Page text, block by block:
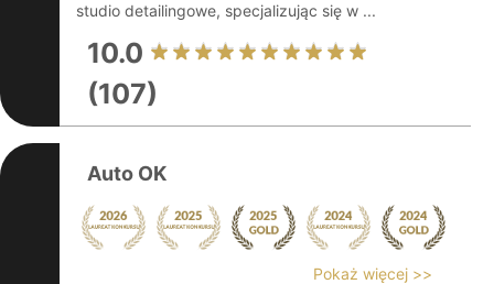
studio detailingowe, specjalizując się w ...
10.0
(107)
Auto OK
Pokaż więcej >>